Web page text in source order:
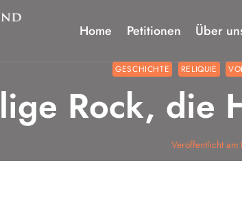
Home Petitionen Über
GESCHICHTE RELIQUIE
Rock, die
Veröffentlicht am